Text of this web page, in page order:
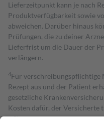
Lieferzeitpunkt kann je nach
Produktverfügbarkeit sowie
abweichen. Darüber hinaus
Prüfungen, die zu deiner
Lieferfrist um die Dauer der
verlängern.
4Für verschreibungspflichtige
Rezept aus und der Patient
gesetzliche
Kosten dafür, der Versicherte
mit.